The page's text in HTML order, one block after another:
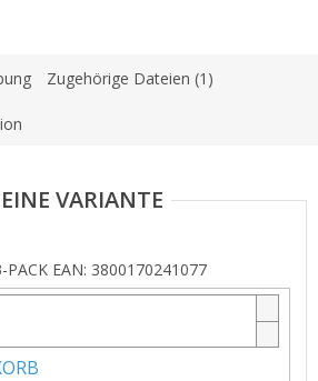
Zugehörige Dateien (1)
PACK EAN: 3800170241077